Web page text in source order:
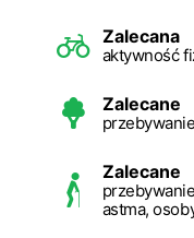
Zalecana
aktywność
Zalecane
Zalecane
astma,